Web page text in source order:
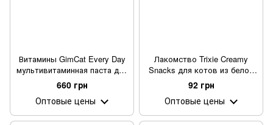
Витамины GimCat Every Day
мультивитаминная паста для
кошек для улучшения
иммунитета 200 г
660 грн
Оптовые цены
Лакомство Trixie Creamy
Snacks для котов из белой
рыбы 5 шт х 14 г
92 грн
Оптовые цены